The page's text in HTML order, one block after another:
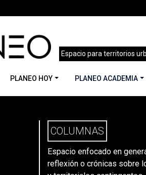
Espacio para territorios
PLANEO HOY PLANEO ACADEMIA
»Página 16
COLUMNAS
Espacio enfocado en
reflexión o crónicas sobre